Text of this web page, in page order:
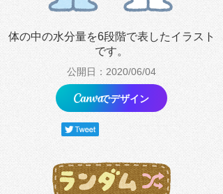
体の中の水分量を6段階で表したイラスト
です。
公開日：2020/06/04
でデザイン